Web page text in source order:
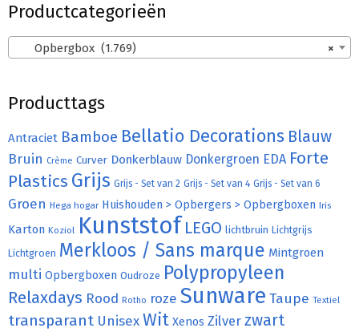
Productcategorieën
×
Opbergbox (1.769)
Producttags
Antraciet Bamboe Bellatio Decorations Blauw
Bruin Crème Curver Donkerblauw Donkergroen EDA Forte
Plastics Grijs Grijs - Set van 2 Grijs - Set van 4 Grijs - Set van 6
Groen Hega hogar Huishouden > Opbergers > Opbergboxen Iris
Karton Koziol Kunststof LEGO lichtbruin Lichtgrijs
Lichtgroen Merkloos / Sans marque Mintgroen
multi Opbergboxen Oudroze Polypropyleen
Relaxdays Rood Rotho roze Sunware Taupe Textiel
transparant UnisexWit Xenos Zilver zwart